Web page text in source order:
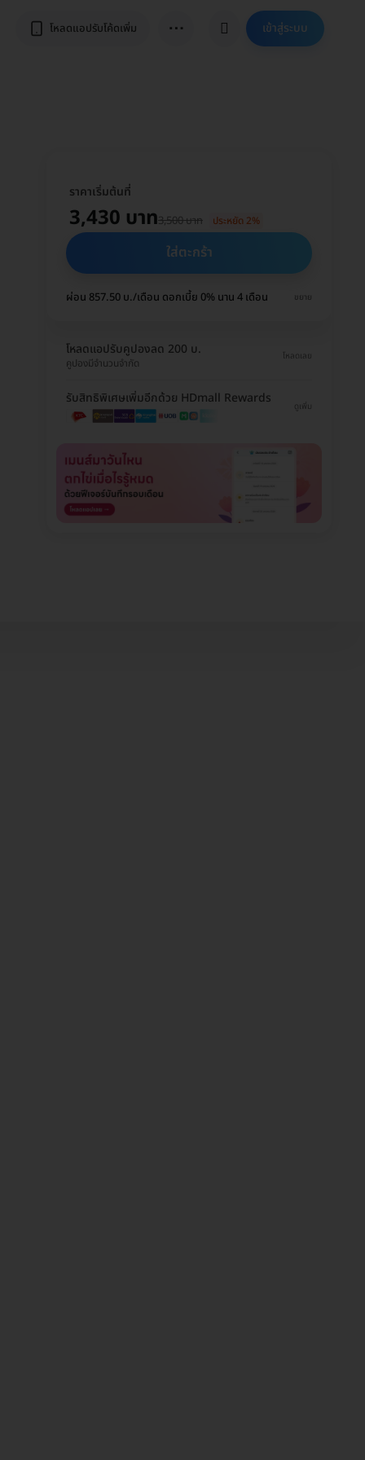
โหลดแอปรับโค้ดเพิ่ม ⋯ เข้าสู่ระบบ
ราคาเริ่มต้นที่
3,430 บาท3,500 บาท ประหยัด 2%
ใส่ตะกร้า
ผ่อน 857.50 บ./เดือน ดอกเบี้ย 0% นาน 4 เดือน ขยาย
โหลดแอปรับคูปองลด 200 บ.
คูปองมีจำนวนจำกัด
โหลดเลย
รับสิทธิพิเศษเพิ่มอีกด้วย HDmall Rewards
ดูเพิ่ม